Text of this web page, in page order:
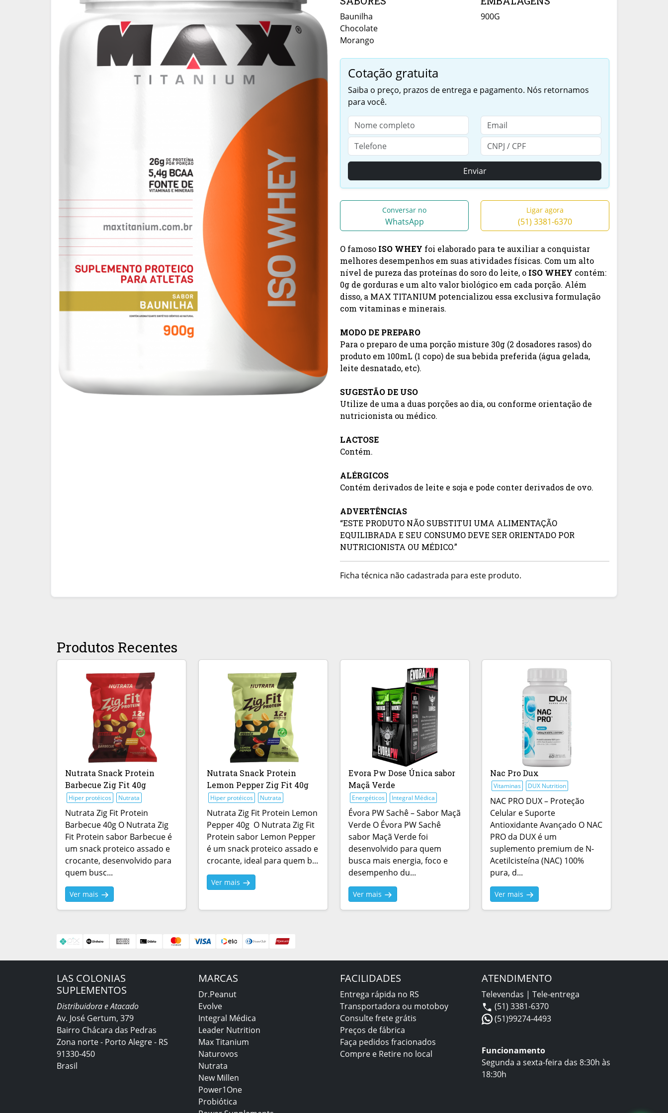
Baunilha
Chocolate
Morango
900G
Cotação gratuita
Saiba o preço, prazos de entrega e pagamento. Nós retornamos
para você.
Enviar
Conversar no
WhatsApp
Ligar agora
(51) 3381-6370
O famoso ISO WHEY foi elaborado para te auxiliar a conquistar
melhores desempenhos em suas atividades físicas. Com um alto
nível de pureza das proteínas do soro do leite, o ISO WHEY contém:
0g de gorduras e um alto valor biológico em cada porção. Além
disso, a MAX TITANIUM potencializou essa exclusiva formulação
com vitaminas e minerais.
MODO DE PREPARO
Para o preparo de uma porção misture 30g (2 dosadores rasos) do
produto em 100mL (1 copo) de sua bebida preferida (água gelada,
leite desnatado, etc).
SUGESTÃO DE USO
Utilize de uma a duas porções ao dia, ou conforme orientação de
nutricionista ou médico.
LACTOSE
Contém.
ALÉRGICOS
Contém derivados de leite e soja e pode conter derivados de ovo.
ADVERTÊNCIAS
“ESTE PRODUTO NÃO SUBSTITUI UMA ALIMENTAÇÃO
EQUILIBRADA E SEU CONSUMO DEVE SER ORIENTADO POR
NUTRICIONISTA OU MÉDICO.”
Ficha técnica não cadastrada para este produto.
Produtos Recentes
Nutrata Snack Protein
Barbecue Zig Fit 40g
Hiper protéicos Nutrata
Nutrata Zig Fit Protein
Barbecue 40g O Nutrata Zig
Fit Protein sabor Barbecue é
um snack proteico assado e
crocante, desenvolvido para
quem busc...
Ver mais
Nutrata Snack Protein
Lemon Pepper Zig Fit 40g
Hiper protéicos Nutrata
Nutrata Zig Fit Protein Lemon
Pepper 40g O Nutrata Zig Fit
Protein sabor Lemon Pepper
é um snack proteico assado e
crocante, ideal para quem b...
Ver mais
Evora Pw Dose Única sabor
Maçã Verde
Energéticos Integral Médica
Évora PW Sachê – Sabor Maçã
Verde O Évora PW Sachê
sabor Maçã Verde foi
desenvolvido para quem
busca mais energia, foco e
desempenho du...
Ver mais
Nac Pro Dux
Vitaminas DUX Nutrition
NAC PRO DUX – Proteção
Celular e Suporte
Antioxidante Avançado O NAC
PRO da DUX é um
suplemento premium de N-
Acetilcisteína (NAC) 100%
pura, d...
Ver mais
LAS COLONIAS
SUPLEMENTOS
Distribuidora e Atacado
Av. José Gertum, 379
Bairro Chácara das Pedras
Zona norte - Porto Alegre - RS
91330-450
Brasil
MARCAS
Dr.Peanut
Evolve
Integral Médica
Leader Nutrition
Max Titanium
Naturovos
Nutrata
New Millen
Power1One
Probiótica
FACILIDADES
Entrega rápida no RS
Transportadora ou motoboy
Consulte frete grátis
Preços de fábrica
Faça pedidos fracionados
Compre e Retire no local
ATENDIMENTO
Televendas | Tele-entrega
(51) 3381-6370
(51)99274-4493
Funcionamento
Segunda a sexta-feira das 8:30h às
18:30h